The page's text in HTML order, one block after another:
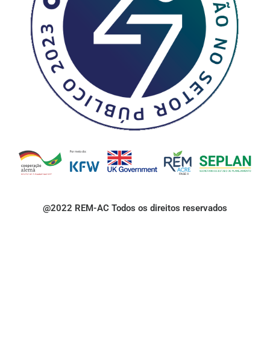
@2022 REM-AC Todos os direitos reservados